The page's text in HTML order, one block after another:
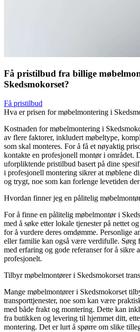
Få pristilbud fra billige
Skedsmokorset?
Få pristilbud
Hva er prisen for møbelmontering i
Kostnaden for møbelmontering i
av flere faktorer, inkludert møbeltype,
som skal monteres. For å få et nøyaktig
kontakte en profesjonell montør i området.
uforpliktende pristilbud basert på dine
i profesjonell montering sikrer at møblene
og trygt, noe som kan forlenge levetiden
Hvordan finner jeg en pålitelig
For å finne en pålitelig møbelmontør i
med å søke etter lokale tjenester på nettet
for å vurdere deres omdømme. Personlige
eller familie kan også være verdifulle. Sørg
med erfaring og gode referanser for å sikre
profesjonelt.
Tilbyr møbelmontører i Skedsmokorset
Mange møbelmontører i Skedsmokorset
transporttjenester, noe som kan være
med både frakt og montering. Dette kan
fra butikken og levering til hjemmet ditt,
montering. Det er lurt å spørre om slike